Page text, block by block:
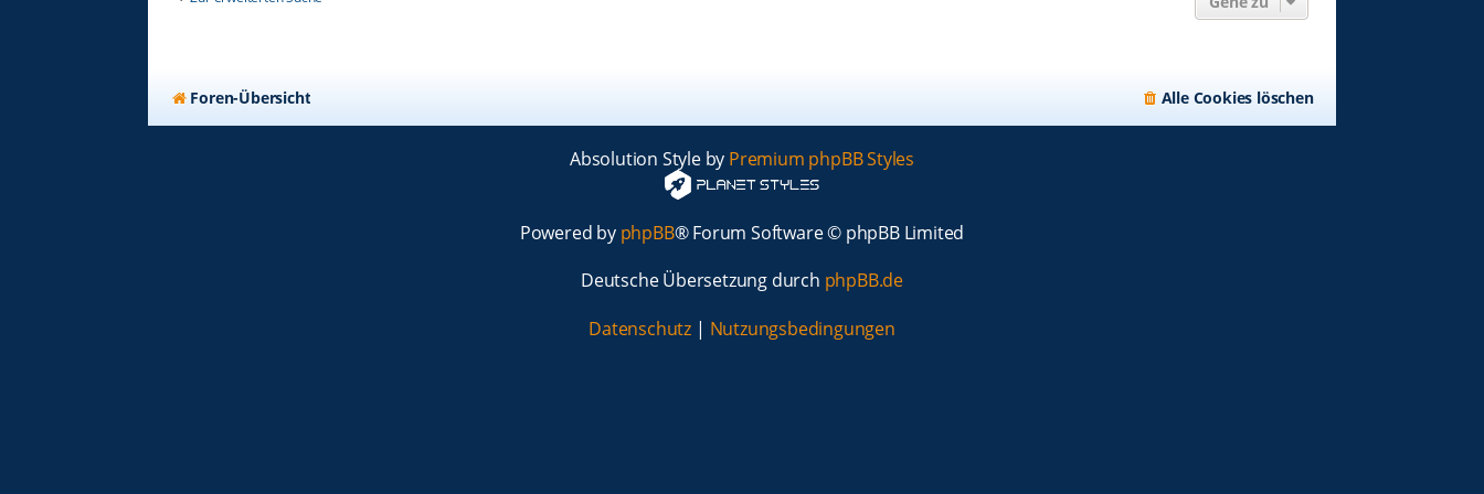
Foren-Übersicht Alle Cookies löschen
Absolution Style by Premium phpBB Styles
Powered by phpBB® Forum Software © phpBB Limited
Deutsche Übersetzung durch phpBB.de
Datenschutz | Nutzungsbedingungen